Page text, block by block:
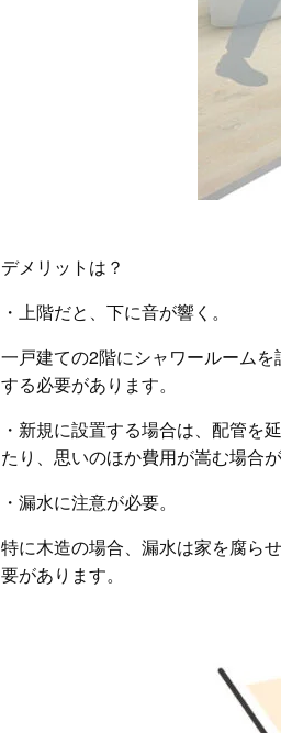
デメリットは？
・上階だと、下に音が響く。
一戸建ての2階にシャワールーム
する必要があります。
・新規に設置する場合は、配管を
たり、思いのほか費用が嵩む場合
・漏水に注意が必要。
特に木造の場合、漏水は家を腐ら
要があります。